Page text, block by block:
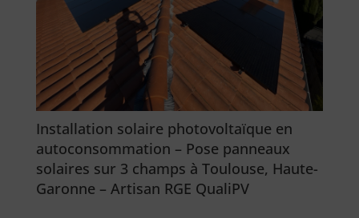
Installation solaire photovoltaïque en
autoconsommation – Pose panneaux
solaires sur 3 champs à Toulouse, Haute-
Garonne – Artisan RGE QualiPV